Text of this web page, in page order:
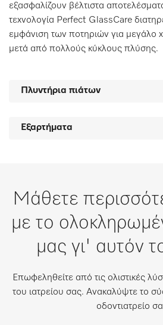
εξασφαλίζουν βέλτιστα
τεχνολογία Perfect GlassCare
εμφάνιση των ποτηριών για μεγάλο
μετά από πολλούς κύκλους πλύσης.
Πλυντήρια πιάτων
Εξαρτήματα
Μάθετε
με το
μας γι' αυτόν
Επωφεληθείτε από τις ολιστικές
του ιατρείου σας. Ανακαλύψτε το
οδοντιατρείο